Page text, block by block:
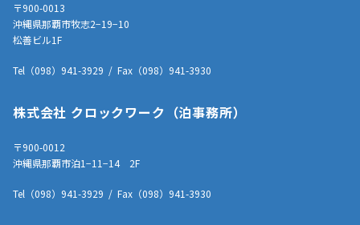
〒900-0013
沖縄県那覇市牧志2−19−10
松善ビル1F
Tel（098）941-3929 / Fax（098）941-3930
株式会社 クロックワーク（泊事務所）
〒900-0012
沖縄県那覇市泊1−11−14 2F
Tel（098）941-3929 / Fax（098）941-3930